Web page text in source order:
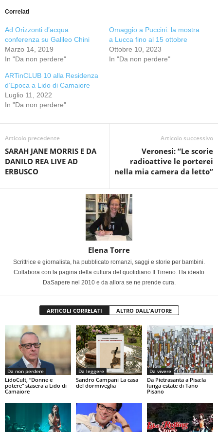
Correlati
Ad Orizzonti d’acqua
conferenza su Galileo Chini
Marzo 14, 2019
In "Da non perdere"
Omaggio a Puccini: la mostra
a Lucca fino al 15 ottobre
Ottobre 10, 2023
In "Da non perdere"
ARTinCLUB 10 alla Residenza
d’Epoca a Lido di Camaiore
Luglio 11, 2022
In "Da non perdere"
Articolo precedente
SARAH JANE MORRIS E DA
DANILO REA LIVE AD
ERBUSCO
Articolo successivo
Veronesi: “Le scorie
radioattive le porterei
nella mia camera da letto”
Elena Torre
Scrittrice e giornalista, ha pubblicato romanzi, saggi e storie per bambini.
Collabora con la pagina della cultura del quotidiano Il Tirreno. Ha ideato
DaSapere nel 2010 e da allora se ne prende cura.
ARTICOLI CORRELATI ALTRO DALL'AUTORE
Da non perdere
LidoCult, “Donne e
potere” stasera a Lido di
Camaiore
Da leggere
Sandro Campani La casa
del dormiveglia
Da vivere
Da Pietrasanta a Pisa:la
lunga estate di Tano
Pisano